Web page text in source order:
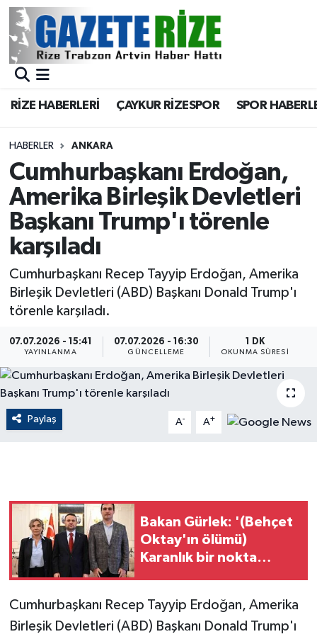
RİZE HABERLERİ ÇAYKUR RİZESPOR SPOR
HABERLER ANKARA
Cumhurbaşkanı Erdoğan,
Amerika Birleşik Devletleri
Başkanı Trump'ı törenle
karşıladı
Cumhurbaşkanı Recep Tayyip Erdoğan, Amerika
Birleşik Devletleri (ABD) Başkanı Donald Trump'ı
törenle karşıladı.
07.07.2026 - 15:41
YAYINLANMA
07.07.2026 - 16:30
GÜNCELLEME
1 DK
OKUNMA SÜRESI
Paylaş A- A+
Bakan Gürlek: '(Behçet
Oktay'ın ölümü)
Karanlık bir nokta
devletin görevi'
Cumhurbaşkanı Recep Tayyip Erdoğan, Amerika
Birleşik Devletleri (ABD) Başkanı Donald Trump'ı
BÖLGEMİZ
Asayiş
Rize Jandarma Komutanlığı
Bilim Teknoloji
Bölge
Advertising news
Canlı Maç
ÇEVRE
Dış Haberler
Dünya
English News
Finans
Gayrimenkul
Merkez Nöbetçi Eczaneler
Merkez Trafik Yoğunluk Haritası
Süper Lig Puan Durumu ve Fikstür
Tüm Manşetler
Son Dakika Haberleri
Haber Arşivi